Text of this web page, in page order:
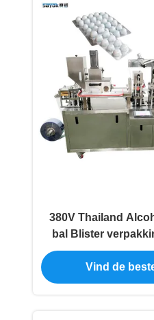
380V Thailand
bal Blister
platte plaat
Vind de